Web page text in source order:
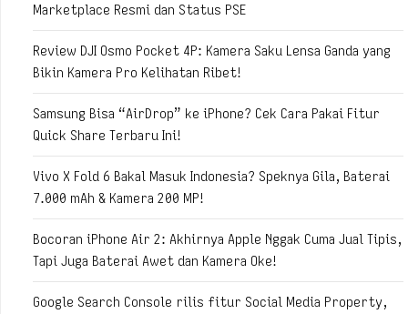
Marketplace Resmi dan Status PSE
Review DJI Osmo Pocket 4P: Kamera Saku Lensa Ganda yang
Bikin Kamera Pro Kelihatan Ribet!
Samsung Bisa “AirDrop” ke iPhone? Cek Cara Pakai Fitur
Quick Share Terbaru Ini!
Vivo X Fold 6 Bakal Masuk Indonesia? Speknya Gila, Baterai
7.000 mAh & Kamera 200 MP!
Bocoran iPhone Air 2: Akhirnya Apple Nggak Cuma Jual Tipis,
Tapi Juga Baterai Awet dan Kamera Oke!
Google Search Console rilis fitur Social Media Property,